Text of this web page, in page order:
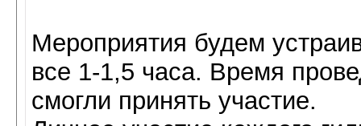
Мероприятия будем
все 1-1,5 часа. Время
смогли принять участие.